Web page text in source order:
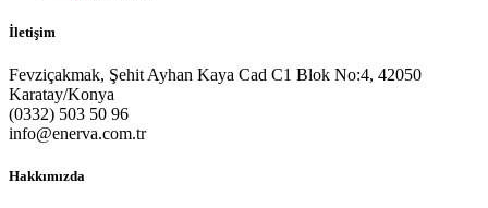
İletişim
Fevziçakmak, Şehit Ayhan Kaya Cad C1 Blok No:4, 42050
Karatay/Konya
(0332) 503 50 96
info@enerva.com.tr
Hakkımızda